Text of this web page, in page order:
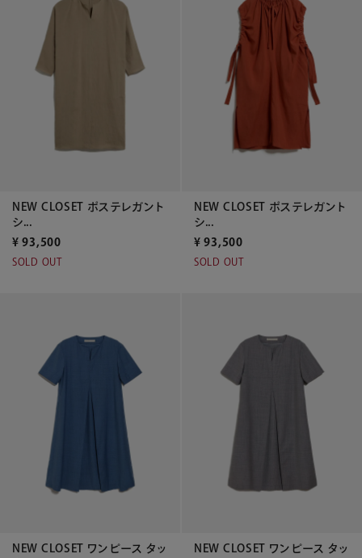
NEW CLOSET ポステレガント
シ...
¥ 93,500
SOLD OUT
NEW CLOSET ポステレガント
シ...
¥ 93,500
SOLD OUT
NEW CLOSET ワンピース タッ
NEW CLOSET ワンピース タッ